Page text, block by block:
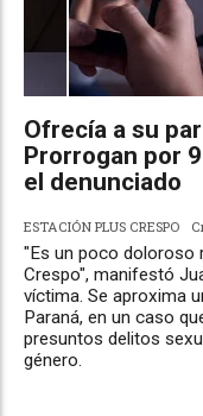
Ofrecía a su
Prorrogan por
el denunciado
ESTACIÓN PLUS CRESPO
"Es un poco doloroso
Crespo", manifestó
víctima. Se aproxima
Paraná, en un caso
presuntos delitos
género.